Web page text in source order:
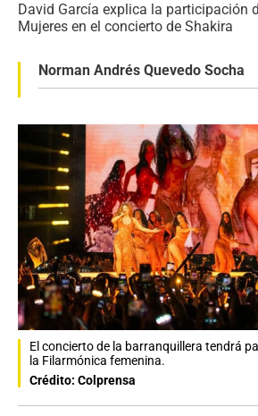
David García explica la participación
Mujeres en el concierto de Shakira
Norman Andrés Quevedo Socha
El concierto de la barranquillera tendrá
la Filarmónica femenina.
Crédito: Colprensa